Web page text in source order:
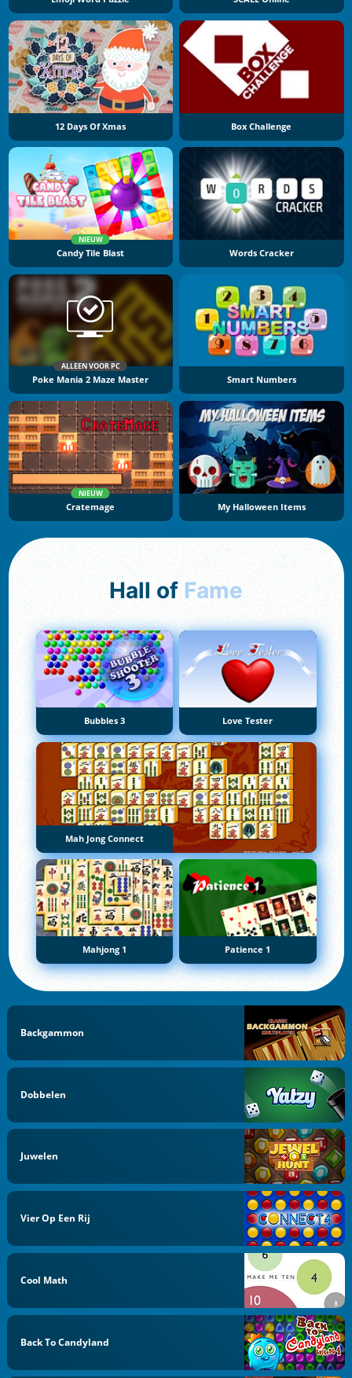
12 Days Of Xmas Box Challenge
NIEUW
Candy Tile Blast Words Cracker
ALLEEN VOOR PC
Poke Mania 2 Maze Master Smart Numbers
NIEUW
Cratemage My Halloween Items
Hall of Fame
Bubbles 3 Love Tester
Mah Jong Connect
Mahjong 1 Patience 1
Backgammon
Dobbelen
Juwelen
Vier Op Een Rij
Cool Math
Back To Candyland